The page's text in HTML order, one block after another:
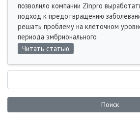
позволило компании Zinpro
подход к предотвращению
решать проблему на клеточном
периода эмбрионального
Читать статью
Поиск